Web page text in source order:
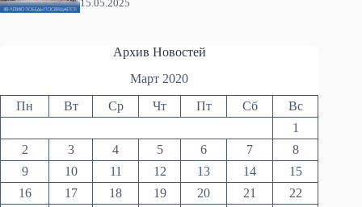
15.05.2025
Архив Новостей
Март 2020
Пн Вт Ср Чт Пт Сб
Вс
1
2
3 4 5 6 7
8
9
10 11 12 13 14
15
16
17 18 19 20 21
22